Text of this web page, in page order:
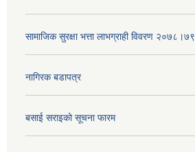
सामाजिक सुरक्षा भत्ता लाभग्राही विवरण २०७८।७९
नागिरक बडापत्र
बसाई सराइको सूचना फारम